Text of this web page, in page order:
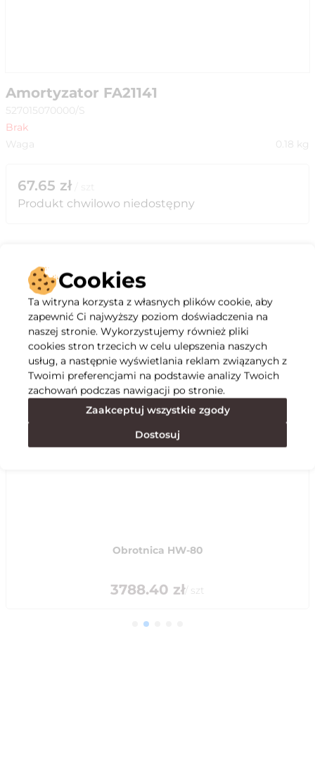
Amortyzator FA21141
527015070000/S
Brak
Waga
0.18 kg
67.65 zł
Produkt chwilowo niedostępny
Opis
Specyfikacja
Polecane
Obrotnica HW-80
3788.40 zł/ szt
Cookies
Ta witryna korzysta z własnych plików cookie, aby
zapewnić Ci najwyższy poziom doświadczenia na
naszej stronie. Wykorzystujemy również pliki
cookies stron trzecich w celu ulepszenia naszych
usług, a następnie wyświetlania reklam związanych z
Twoimi preferencjami na podstawie analizy Twoich
zachowań podczas nawigacji po stronie.
Zaakceptuj wszystkie zgody
Dostosuj